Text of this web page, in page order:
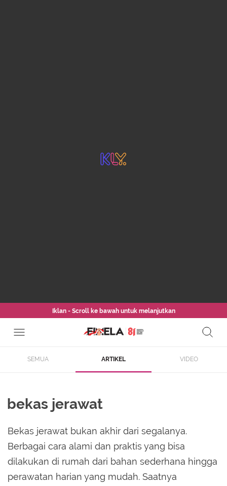
Iklan - Scroll ke bawah untuk melanjutkan
SEMUA ARTIKEL VIDEO
bekas jerawat
Bekas jerawat bukan akhir dari segalanya.
Berbagai cara alami dan praktis yang bisa
dilakukan di rumah dari bahan sederhana hingga
perawatan harian yang mudah. Saatnya